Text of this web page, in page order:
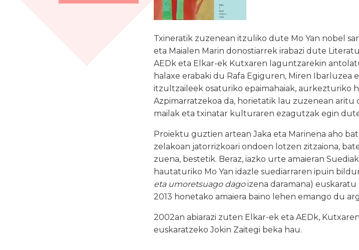
Txineratik zuzenean itzuliko dute Mo Yan nobel
eta Maialen Marin donostiarrek irabazi dute
AEDk eta Elkar-ek Kutxaren laguntzarekin
halaxe erabaki du Rafa Egiguren, Miren Ibarluzea
itzultzaileek osaturiko epaimahaiak, aurkezturiko
Azpimarratzekoa da, horietatik lau zuzenean
mailak eta txinatar kulturaren ezagutzak egin
Proiektu guztien artean Jaka eta Marinena aho
zelakoan jatorrizkoari ondoen lotzen zitzaiona,
zuena, bestetik. Beraz, iazko urte amaieran
hautaturiko Mo Yan idazle suediarraren ipuin
eta umoretsuago dagoizena daramana)
2013 honetako amaiera baino lehen emango du
2002an abiarazi zuten Elkar-ek eta AEDk,
euskaratzeko Jokin Zaitegi beka hau.